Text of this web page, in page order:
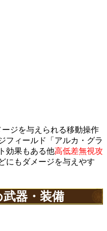
ジを与えられる移動操作
フィールド「アルカ・グラ
効果もある他高低差無視攻
にもダメージを与えやす
器・装備